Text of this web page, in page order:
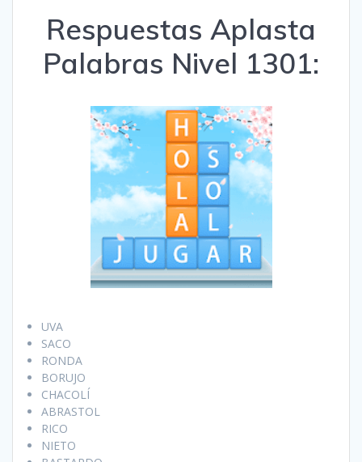
Respuestas Aplasta
Palabras Nivel 1301:
UVA
SACO
RONDA
BORUJO
CHACOLÍ
ABRASTOL
RICO
NIETO